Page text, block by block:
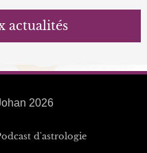
actualités
2026
d'astrologie